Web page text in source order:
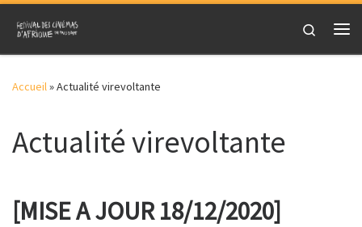
Skip to content
Search
Accueil»Actualité virevoltante
Actualité virevoltante
[MISE A JOUR 18/12/2020]